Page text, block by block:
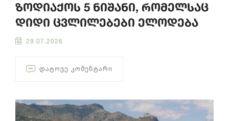
ზოდიაქოს 5 ნიშანი, რომელსაც
დიდი ცვლილებები ელოდება
29.07.2026
ᲓᲐᲢᲝᲕᲔ ᲙᲝᲛᲔᲜᲢᲐᲠᲘ